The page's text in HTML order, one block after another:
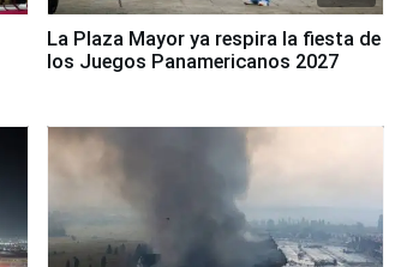
La Plaza Mayor ya respira la fiesta de
los Juegos Panamericanos 2027